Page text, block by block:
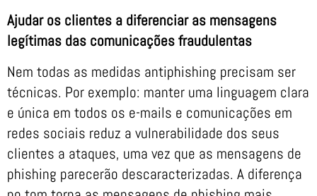
Ajudar os clientes a diferenciar as mensagens
legítimas das comunicações fraudulentas
Nem todas as medidas antiphishing precisam ser
técnicas. Por exemplo: manter uma linguagem clara
e única em todos os e-mails e comunicações em
redes sociais reduz a vulnerabilidade dos seus
clientes a ataques, uma vez que as mensagens de
phishing parecerão descaracterizadas. A diferença